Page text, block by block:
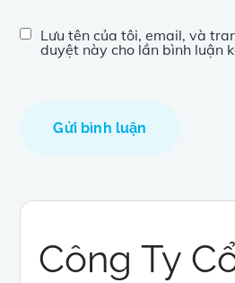
Lưu tên của tôi, email, và
duyệt này cho lần bình luận
Công Ty